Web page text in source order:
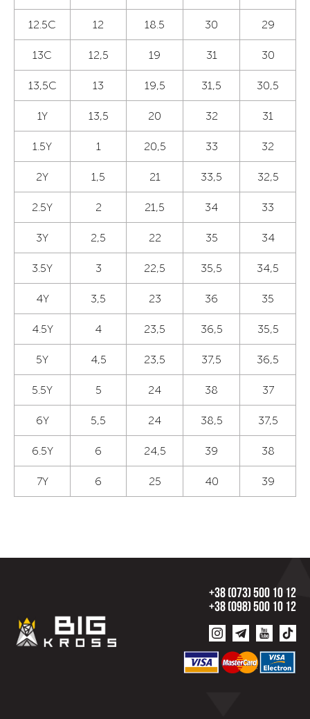
12.5C 12 18.5 30 29
13C 12,5 19 31 30
13,5С 13 19,5 31,5 30,5
1Y 13,5 20 32 31
1.5Y 1 20,5 33 32
2Y 1,5 21 33,5 32,5
2.5Y 2 21,5 34 33
3Y 2,5 22 35 34
3.5Y 3 22,5 35,5 34,5
4Y 3,5 23 36 35
4.5Y 4 23,5 36,5 35,5
5Y 4,5 23,5 37,5 36,5
5.5Y 5 24 38 37
6Y 5,5 24 38,5 37,5
6.5Y 6 24,5 39 38
7Y 6 25 40 39
+38 (073) 500 10 12
+38 (098) 500 10 12